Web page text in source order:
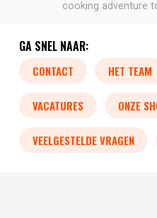
cooking adventure
GA SNEL NAAR:
CONTACT HET TEAM
VACATURES ONZE
VEELGESTELDE VRAGEN